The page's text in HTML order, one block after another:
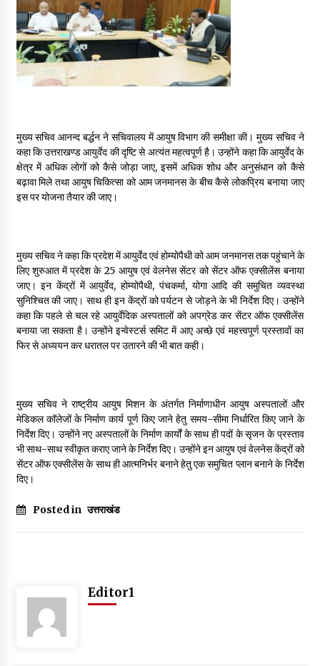
May 16, 2022
Thought Of The Day 14 May
May 13, 2022
Thought Of The Day 12 May
May 12, 2022
Thought Of The Day 11 May
May 11, 2022
Thought Of The Day 10 May
May 10, 2022
May 9, 2022
मुख्य सचिव आनन्द बर्द्धन ने सचिवालय में आयुष विभाग की समीक्षा की। मुख्य सचिव ने
कहा कि उत्तराखण्ड आयुर्वेद की दृष्टि से अत्यंत महत्वपूर्ण है। उन्होंने कहा कि आयुर्वेद के
क्षेत्र में अधिक लोगों को कैसे जोड़ा जाए, इसमें अधिक शोध और अनुसंधान को कैसे
बढ़ावा मिले तथा आयुष चिकित्सा को आम जनमानस के बीच कैसे लोकप्रिय बनाया जाए
इस पर योजना तैयार की जाए।
मुख्य सचिव ने कहा कि प्रदेश में आयुर्वेद एवं होम्योपैथी को आम जनमानस तक पहुंचाने के
लिए शुरुआत में प्रदेश के 25 आयुष एवं वेलनेस सेंटर को सेंटर ऑफ एक्सीलेंस बनाया
जाए। इन केंद्रों में आयुर्वेद, होम्योपैथी, पंचकर्मा, योगा आदि की समुचित व्यवस्था
सुनिश्चित की जाए। साथ ही इन केंद्रों को पर्यटन से जोड़ने के भी निर्देश दिए। उन्होंने
कहा कि पहले से चल रहे आयुर्वेदिक अस्पतालों को अपग्रेड कर सेंटर ऑफ एक्सीलेंस
बनाया जा सकता है। उन्होंने इन्वेस्टर्स समिट में आए अच्छे एवं महत्त्वपूर्ण प्रस्तावों का
फिर से अध्ययन कर धरातल पर उतारने की भी बात कही।
मुख्य सचिव ने राष्ट्रीय आयुष मिशन के अंतर्गत निर्माणाधीन आयुष अस्पतालों और
मेडिकल कॉलेजों के निर्माण कार्य पूर्ण किए जाने हेतु समय-सीमा निर्धारित किए जाने के
निर्देश दिए। उन्होंने नए अस्पतालों के निर्माण कार्यों के साथ ही पदों के सृजन के प्रस्ताव
भी साथ-साथ स्वीकृत कराए जाने के निर्देश दिए। उन्होंने इन आयुष एवं वेलनेस केंद्रों को
सेंटर ऑफ एक्सीलेंस के साथ ही आत्मनिर्भर बनाने हेतु एक समुचित प्लान बनाने के निर्देश
दिए।
Posted in उत्तराखंड
Editor1